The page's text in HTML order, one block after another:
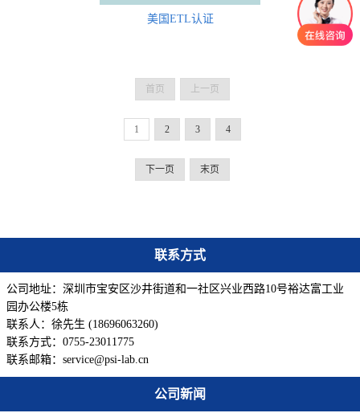
美国ETL认证
首页 上一页
1 2 3 4
下一页 末页
联系方式
公司地址：深圳市宝安区沙井街道和一社区兴业西路10号裕达富工业
园办公楼5栋
联系人：徐先生 (18696063260)
联系方式：0755-23011775
联系邮箱：service@psi-lab.cn
公司新闻